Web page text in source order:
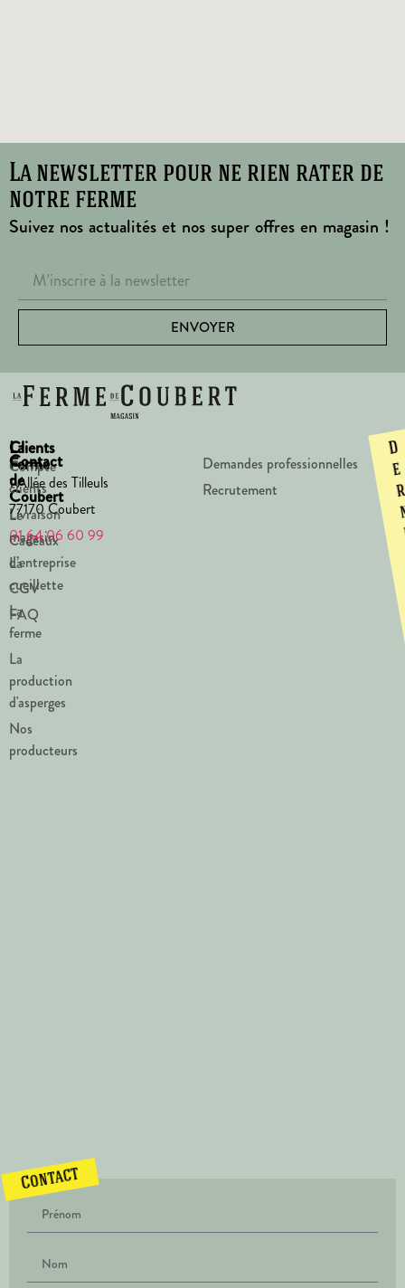
La newsletter pour ne rien rater de
notre ferme
Suivez nos actualités et nos super offres en magasin !
ENVOYER
La
Ferme
de
Coubert
Le
magasin
La
cueillette
La
ferme
La
production
d'asperges
Nos
producteurs
Clients
Compte
clients
Livraison
Cadeaux
d’entreprise
CGV
FAQ
Contact
1 Allée des Tilleuls
77170 Coubert
01 64 06 60 99
Demandes professionnelles
Recrutement
D
e
Contact